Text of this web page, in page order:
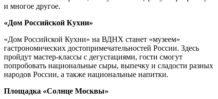
и многое другое.
«Дом Российской Кухни»
«Дом Российской Кухни» на ВДНХ станет «музеем»
гастрономических достопримечательностей России. Здесь
пройдут мастер-классы с дегустациями, гости смогут
попробовать национальные сыры, выпечку и сладости разных
народов России, а также национальные напитки.
Площадка «Солнце Москвы»